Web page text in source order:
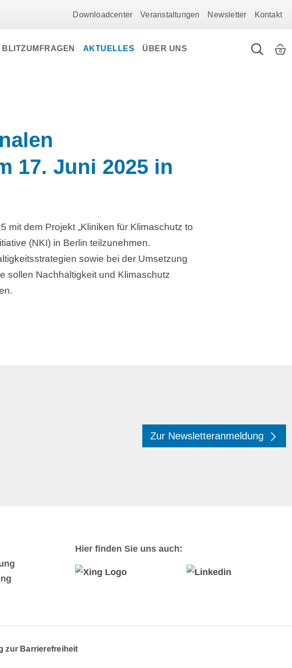
Downloadcenter Veranstaltungen Newsletter Kontakt
BLITZUMFRAGEN AKTUELLES ÜBER UNS 0
17. Juni 2025 in
mit dem Projekt „Kliniken für Klimaschutz to
(NKI) in Berlin teilzunehmen.
sowie bei der Umsetzung
sollen Nachhaltigkeit und Klimaschutz
Zur Newsletteranmeldung
Hier finden Sie uns auch:
zur Barrierefreiheit